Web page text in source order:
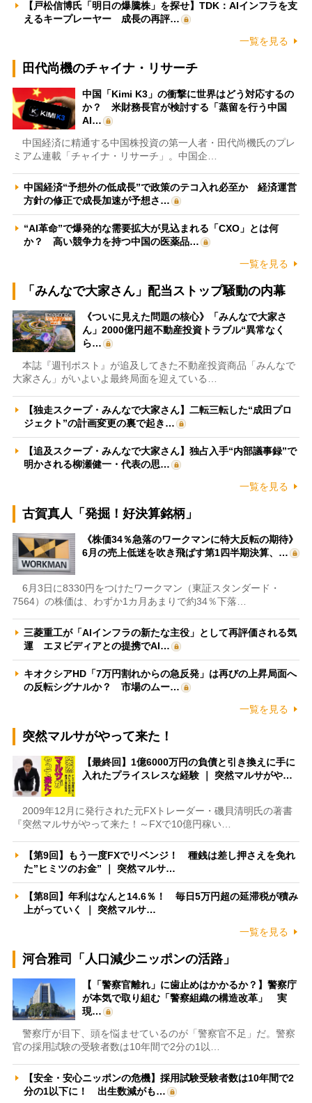
【戸松信博氏「明日の爆騰株」を探せ】TDK：AIインフラを支
えるキープレーヤー 成長の再評…
一覧を見る
田代尚機のチャイナ・リサーチ
中国「Kimi K3」の衝撃に世界はどう対応するの
か？ 米財務長官が検討する「蒸留を行う中国
AI…
中国経済に精通する中国株投資の第一人者・田代尚機氏のプレ
ミアム連載「チャイナ・リサーチ」。中国企…
中国経済“予想外の低成長”で政策のテコ入れ必至か 経済運営
方針の修正で成長加速が予想さ…
“AI革命”で爆発的な需要拡大が見込まれる「CXO」とは何
か？ 高い競争力を持つ中国の医薬品…
一覧を見る
「みんなで大家さん」配当ストップ騒動の内幕
《ついに見えた問題の核心》「みんなで大家さ
ん」2000億円超不動産投資トラブル“異常なく
ら…
本誌『週刊ポスト』が追及してきた不動産投資商品「みんなで
大家さん」がいよいよ最終局面を迎えている…
【独走スクープ・みんなで大家さん】二転三転した“成田プロ
ジェクト”の計画変更の裏で起き…
【追及スクープ・みんなで大家さん】独占入手“内部議事録”で
明かされる柳瀬健一・代表の思…
一覧を見る
古賀真人「発掘！好決算銘柄」
《株価34％急落のワークマンに特大反転の期待》
6月の売上低迷を吹き飛ばす第1四半期決算、…
6月3日に8330円をつけたワークマン（東証スタンダード・
7564）の株価は、わずか1カ月あまりで約34％下落…
三菱重工が「AIインフラの新たな主役」として再評価される気
運 エヌビディアとの提携でAI…
キオクシアHD「7万円割れからの急反発」は再びの上昇局面へ
の反転シグナルか？ 市場のムー…
一覧を見る
突然マルサがやって来た！
【最終回】1億6000万円の負債と引き換えに手に
入れたプライスレスな経験 ｜ 突然マルサがや…
2009年12月に発行された元FXトレーダー・磯貝清明氏の著書
『突然マルサがやって来た！～FXで10億円稼い…
【第9回】もう一度FXでリベンジ！ 種銭は差し押さえを免れ
た”ヒミツのお金” ｜ 突然マルサ…
【第8回】年利はなんと14.6％！ 毎日5万円超の延滞税が積み
上がっていく ｜ 突然マルサ…
一覧を見る
河合雅司「人口減少ニッポンの活路」
【「警察官離れ」に歯止めはかかるか？】警察庁
が本気で取り組む「警察組織の構造改革」 実
現…
警察庁が目下、頭を悩ませているのが「警察官不足」だ。警察
官の採用試験の受験者数は10年間で2分の1以…
【安全・安心ニッポンの危機】採用試験受験者数は10年間で2
分の1以下に！ 出生数減がも…